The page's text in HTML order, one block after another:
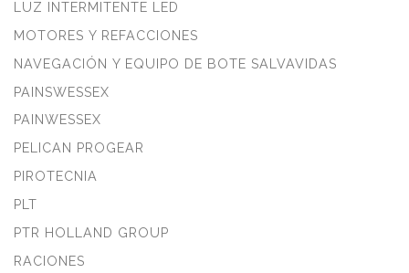
LUZ INTERMITENTE LED
MOTORES Y REFACCIONES
NAVEGACIÓN Y EQUIPO DE BOTE SALVAVIDAS
PAINSWESSEX
PAINWESSEX
PELICAN PROGEAR
PIROTECNIA
PLT
PTR HOLLAND GROUP
RACIONES